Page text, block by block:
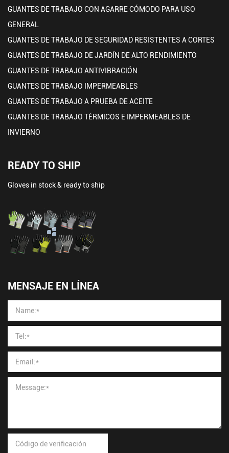
GUANTES DE TRABAJO CON AGARRE CÓMODO PARA USO
GENERAL
GUANTES DE TRABAJO DE SEGURIDAD RESISTENTES A CORTES
GUANTES DE TRABAJO DE JARDÍN DE ALTO RENDIMIENTO
GUANTES DE TRABAJO ANTIVIBRACIÓN
GUANTES DE TRABAJO IMPERMEABLES
GUANTES DE TRABAJO A PRUEBA DE ACEITE
GUANTES DE TRABAJO TÉRMICOS E IMPERMEABLES DE
INVIERNO
READY TO SHIP
Gloves in stock & ready to ship
MENSAJE EN LÍNEA